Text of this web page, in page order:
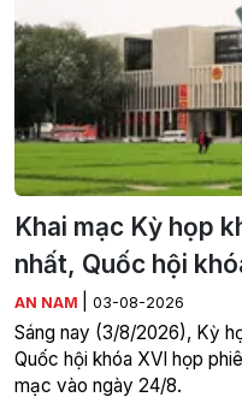
Khai mạc Kỳ họp
nhất, Quốc hội
AN NAM 03-08-2026
Sáng nay (3/8/2026), Kỳ
Quốc hội khóa XVI họp
mạc vào ngày 24/8.